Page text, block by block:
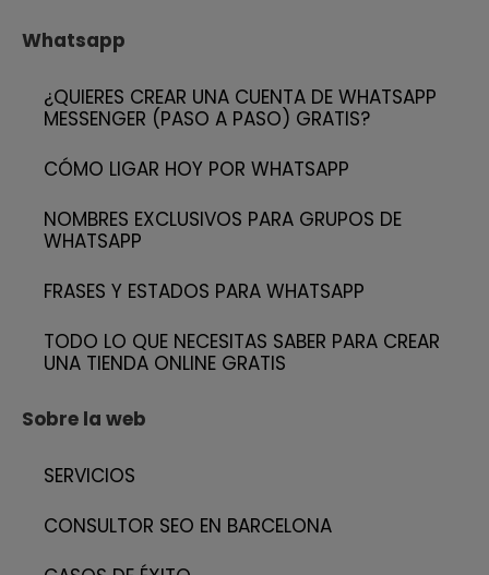
Whatsapp
¿QUIERES CREAR UNA CUENTA DE WHATSAPP
MESSENGER (PASO A PASO) GRATIS?
CÓMO LIGAR HOY POR WHATSAPP
NOMBRES EXCLUSIVOS PARA GRUPOS DE
WHATSAPP
FRASES Y ESTADOS PARA WHATSAPP
TODO LO QUE NECESITAS SABER PARA CREAR
UNA TIENDA ONLINE GRATIS
Sobre la web
SERVICIOS
CONSULTOR SEO EN BARCELONA